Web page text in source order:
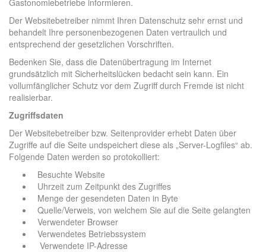
Gastonomiebetriebe informieren.
Der Websitebetreiber nimmt Ihren Datenschutz sehr ernst und
behandelt Ihre personenbezogenen Daten vertraulich und
entsprechend der gesetzlichen Vorschriften.
Bedenken Sie, dass die Datenübertragung im Internet
grundsätzlich mit Sicherheitslücken bedacht sein kann. Ein
vollumfänglicher Schutz vor dem Zugriff durch Fremde ist nicht
realisierbar.
Zugriffsdaten
Der Websitebetreiber bzw. Seitenprovider erhebt Daten über
Zugriffe auf die Seite undspeichert diese als „Server-Logfiles“ ab.
Folgende Daten werden so protokolliert:
Besuchte Website
Uhrzeit zum Zeitpunkt des Zugriffes
Menge der gesendeten Daten in Byte
Quelle/Verweis, von welchem Sie auf die Seite gelangten
Verwendeter Browser
Verwendetes Betriebssystem
Verwendete IP-Adresse